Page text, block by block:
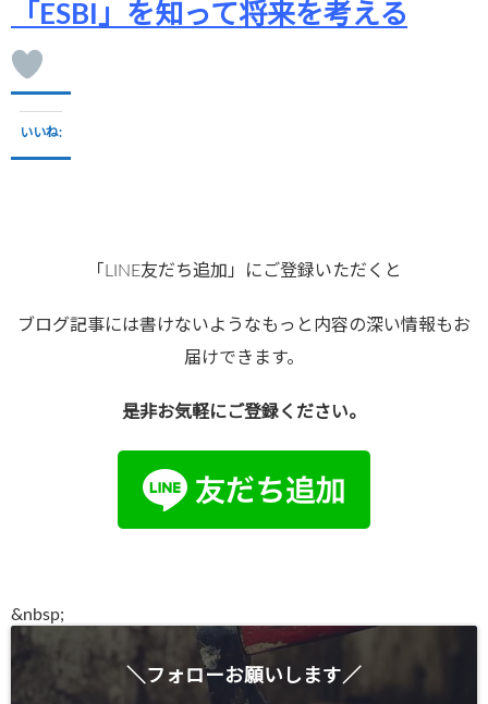
「ESBI」を知って将来を考える
いいね:
「LINE友だち追加」にご登録いただくと
ブログ記事には書けないようなもっと内容の深い情報もお
届けできます。
是非お気軽にご登録ください。
&nbsp;
＼フォローお願いします／